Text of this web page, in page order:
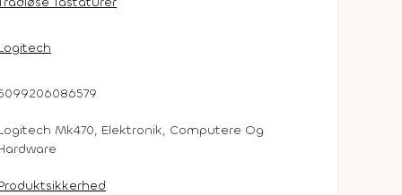
Mk470, Elektronik, Computere Og